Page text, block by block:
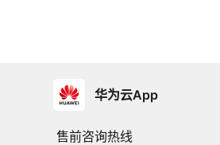
华为云App
售前咨询热线